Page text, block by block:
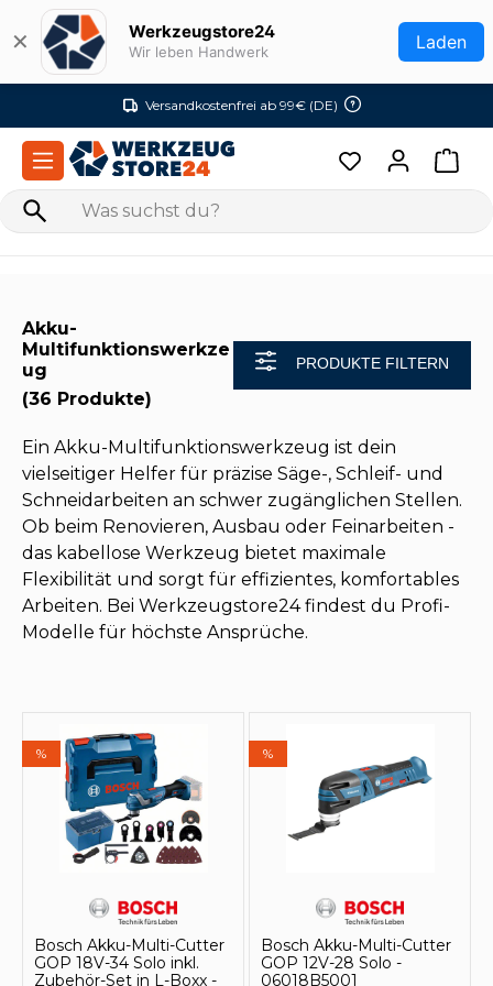
Zum Hauptinhalt springen
✕ Werkzeugstore24
Wir leben Handwerk Laden
Versandkostenfrei ab 99€ (DE)
Akku-
Multifunktionswerkze
ug
(36 Produkte)
PRODUKTE FILTERN
Ein Akku-Multifunktionswerkzeug ist dein
vielseitiger Helfer für präzise Säge-, Schleif- und
Schneidarbeiten an schwer zugänglichen Stellen.
Ob beim Renovieren, Ausbau oder Feinarbeiten -
das kabellose Werkzeug bietet maximale
Flexibilität und sorgt für effizientes, komfortables
Arbeiten. Bei Werkzeugstore24 findest du Profi-
Modelle für höchste Ansprüche.
%
Bosch Akku-Multi-Cutter
GOP 18V-34 Solo inkl.
Zubehör-Set in L-Boxx -
%
Bosch Akku-Multi-Cutter
GOP 12V-28 Solo -
06018B5001